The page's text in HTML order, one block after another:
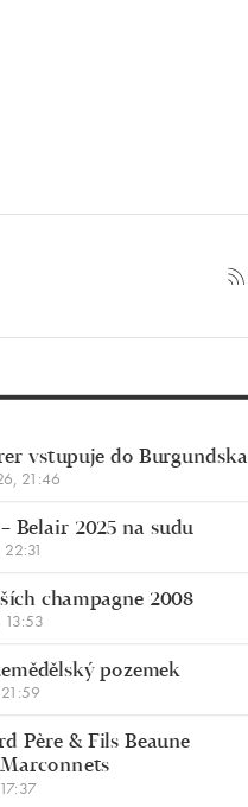
vstupuje do Burgundska
21:46
Belair 2025 na sudu
champagne 2008
13:53
pozemek
Père & Fils Beaune